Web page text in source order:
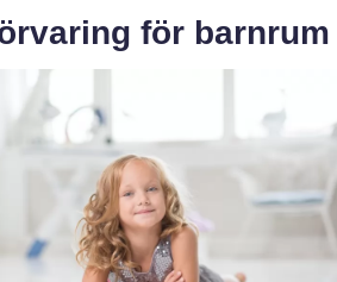
för barnrum